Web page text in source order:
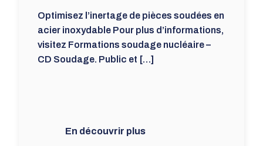
Optimisez l’inertage de pièces soudées en
acier inoxydable Pour plus d’informations,
visitez Formations soudage nucléaire –
CD Soudage. Public et […]
En découvrir plus